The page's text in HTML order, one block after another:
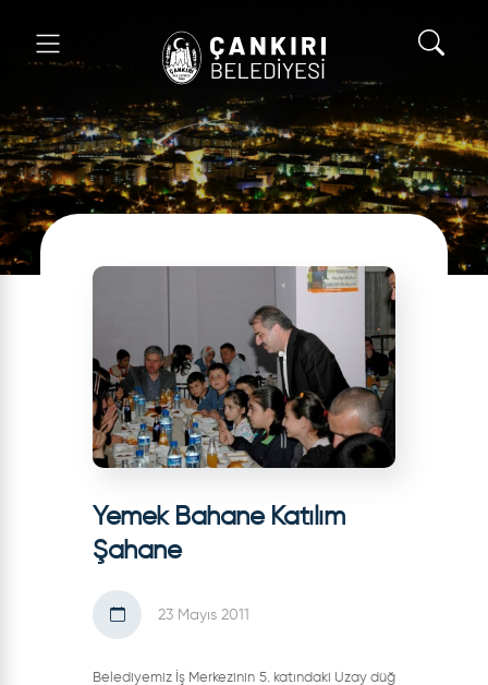
Yemek Bahane Katılım
Şahane
23 Mayıs 2011
Belediyemiz İş Merkezinin 5. katındaki Uzay düğ